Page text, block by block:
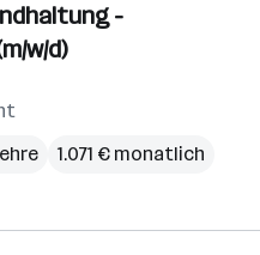
-
w/d)
1.071 € monatlich